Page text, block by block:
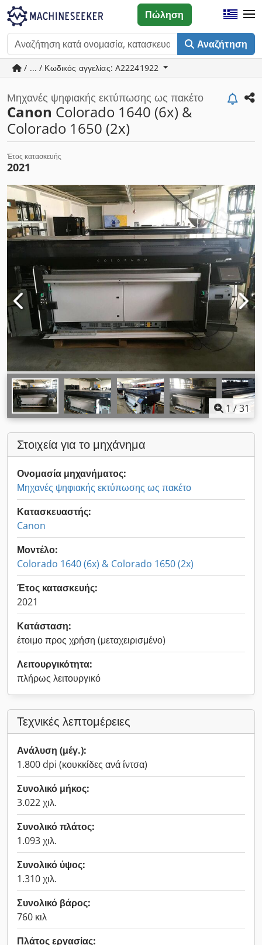
Αναζήτηση
Πώληση
/ ... / Κωδικός αγγελίας: A22241922
Μηχανές ψηφιακής εκτύπωσης ως πακέτο
Canon Colorado 1640 (6x) &
Colorado 1650 (2x)
Έτος κατασκευής
2021
1 /31
Στοιχεία για το μηχάνημα
Ονομασία μηχανήματος:
Μηχανές ψηφιακής εκτύπωσης ως πακέτο
Κατασκευαστής:
Canon
Μοντέλο:
Colorado 1640 (6x) & Colorado 1650 (2x)
Έτος κατασκευής:
2021
Κατάσταση:
έτοιμο προς χρήση (μεταχειρισμένο)
Λειτουργικότητα:
πλήρως λειτουργικό
Τεχνικές λεπτομέρειες
Ανάλυση (μέγ.):
1.800 dpi (κουκκίδες ανά ίντσα)
Συνολικό μήκος:
3.022 χιλ.
Συνολικό πλάτος:
1.093 χιλ.
Συνολικό ύψος:
1.310 χιλ.
Συνολικό βάρος:
760 κιλ
Πλάτος εργασίας: